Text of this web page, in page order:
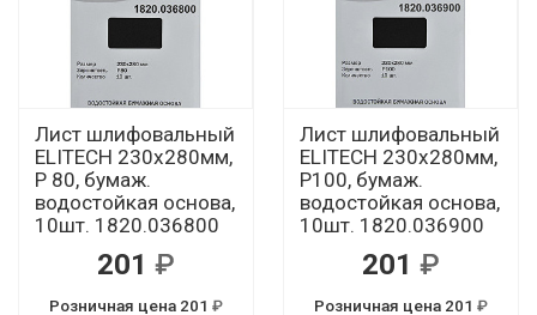
Лист шлифовальный
ELITECH 230х280мм,
Р 80, бумаж.
водостойкая основа,
10шт. 1820.036800
201
Розничная цена 201
Лист шлифовальный
ELITECH 230х280мм,
Р100, бумаж.
водостойкая основа,
10шт. 1820.036900
201
Розничная цена 201